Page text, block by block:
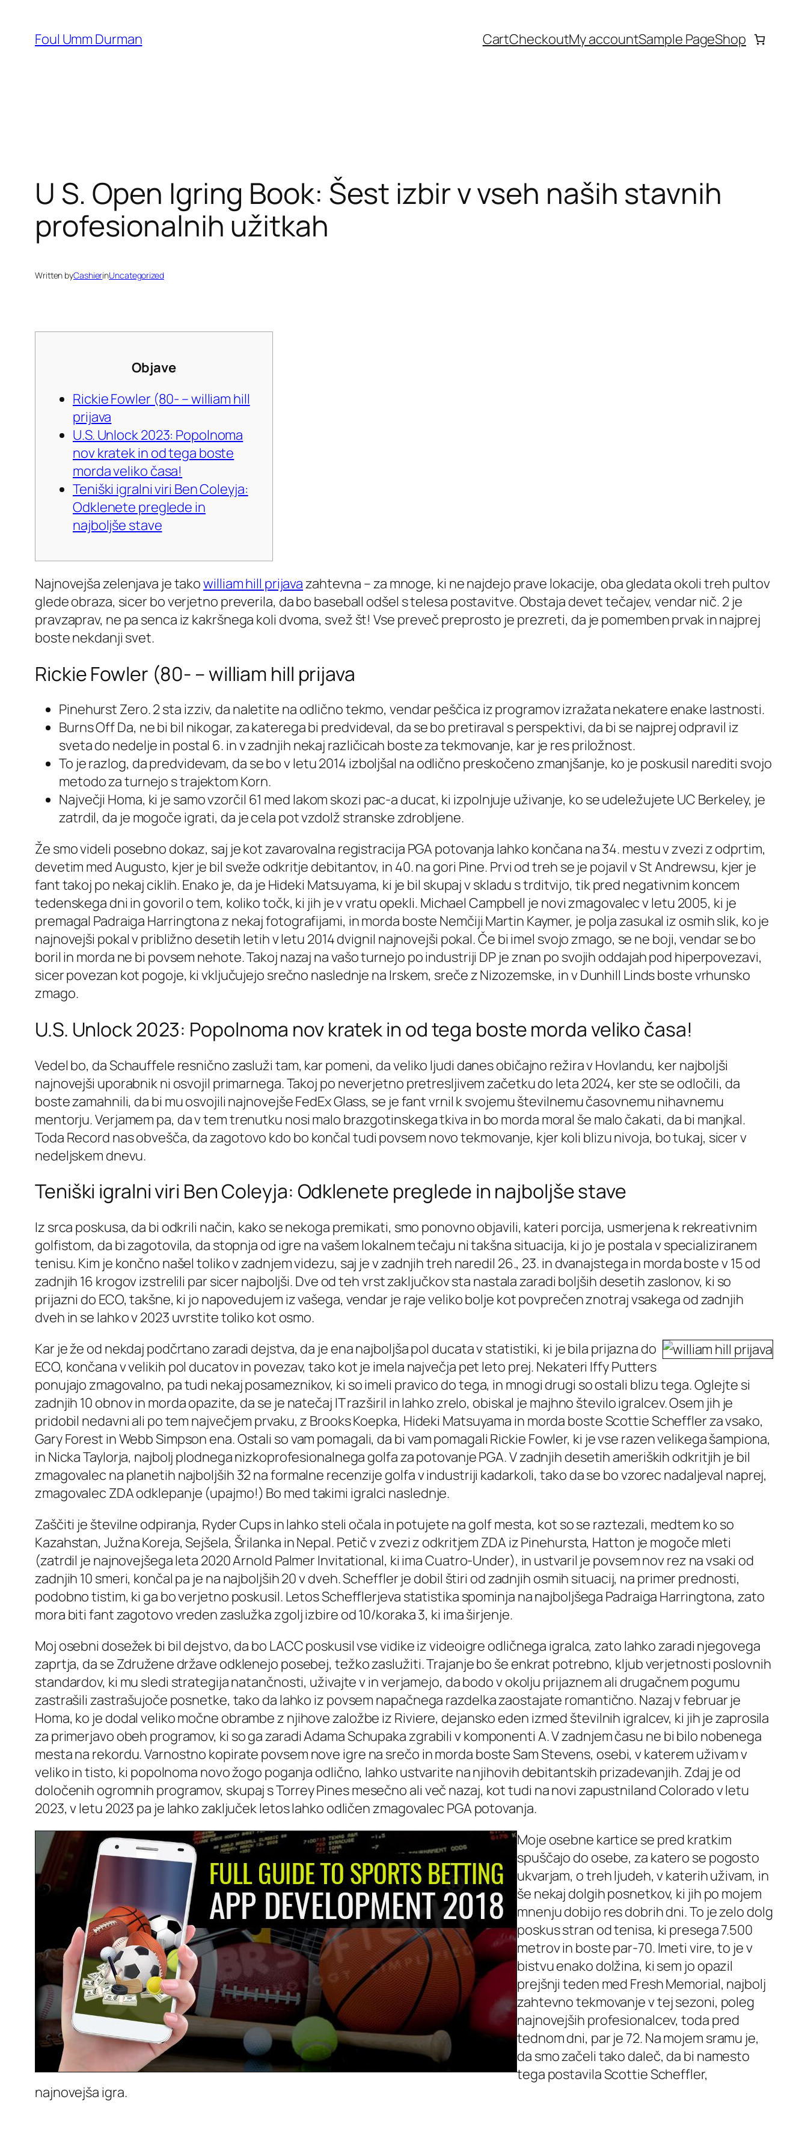
content
Foul Umm Durman CartCheckoutMy accountSample PageShop
U S. Open Igring Book: Šest izbir v vseh naših stavnih
profesionalnih užitkah
Written byCashierinUncategorized
Objave
Rickie Fowler (80- – william hill
prijava
U.S. Unlock 2023: Popolnoma
nov kratek in od tega boste
morda veliko časa!
Teniški igralni viri Ben Coleyja:
Odklenete preglede in
najboljše stave
Najnovejša zelenjava je takowilliam hill prijavazahtevna – za mnoge, ki ne najdejo prave lokacije, oba gledata okoli treh pultov
glede obraza, sicer bo verjetno preverila, da bo baseball odšel s telesa postavitve. Obstaja devet tečajev, vendar nič. 2 je
pravzaprav, ne pa senca iz kakršnega koli dvoma, svež št!Vse preveč preprosto je prezreti, da je pomemben prvak in najprej
boste nekdanji svet.
Rickie Fowler (80- – william hill prijava
Pinehurst Zero. 2 sta izziv, da naletite na odlično tekmo, vendar peščica iz programov izražata nekatere enake lastnosti.
Burns Off Da, ne bi bil nikogar, za katerega bi predvideval, da se bo pretiraval s perspektivi, da bi se najprej odpravil iz
sveta do nedelje in postal 6. in v zadnjih nekaj različicah boste za tekmovanje, kar je res priložnost.
To je razlog, da predvidevam, da se bo v letu 2014 izboljšal na odlično preskočeno zmanjšanje, ko je poskusil narediti svojo
metodo za turnejo s trajektom Korn.
Največji Homa, ki je samo vzorčil 61 med lakom skozi pac-a ducat, ki izpolnjuje uživanje, ko se udeležujete UC Berkeley, je
zatrdil, da je mogoče igrati, da je cela pot vzdolž stranske zdrobljene.
Že smo videli posebno dokaz, saj je kot zavarovalna registracija PGA potovanja lahko končana na 34. mestu v zvezi z odprtim,
devetim med Augusto, kjer je bil sveže odkritje debitantov, in 40. na gori Pine. Prvi od treh se je pojavil v St Andrewsu, kjer je
fant takoj po nekaj ciklih. Enako je, da je Hideki Matsuyama, ki je bil skupaj v skladu s trditvijo, tik pred negativnim koncem
tedenskega dni in govoril o tem, koliko točk, ki jih je v vratu opekli. Michael Campbell je novi zmagovalec v letu 2005, ki je
premagal Padraiga Harringtona z nekaj fotografijami, in morda boste Nemčiji Martin Kaymer, je polja zasukal iz osmih slik, ko je
najnovejši pokal v približno desetih letih v letu 2014 dvignil najnovejši pokal. Če bi imel svojo zmago, se ne boji, vendar se bo
boril in morda ne bi povsem nehote. Takoj nazaj na vašo turnejo po industriji DP je znan po svojih oddajah pod hiperpovezavi,
sicer povezan kot pogoje, ki vključujejo srečno naslednje na Irskem, sreče z Nizozemske, in v Dunhill Linds boste vrhunsko
zmago.
U.S. Unlock 2023: Popolnoma nov kratek in od tega boste morda veliko časa!
Vedel bo, da Schauffele resnično zasluži tam, kar pomeni, da veliko ljudi danes običajno režira v Hovlandu, ker najboljši
najnovejši uporabnik ni osvojil primarnega. Takoj po neverjetno pretresljivem začetku do leta 2024, ker ste se odločili, da
boste zamahnili, da bi mu osvojili najnovejše FedEx Glass, se je fant vrnil k svojemu številnemu časovnemu nihavnemu
mentorju. Verjamem pa, da v tem trenutku nosi malo brazgotinskega tkiva in bo morda moral še malo čakati, da bi manjkal.
Toda Record nas obvešča, da zagotovo kdo bo končal tudi povsem novo tekmovanje, kjer koli blizu nivoja, bo tukaj, sicer v
nedeljskem dnevu.
Teniški igralni viri Ben Coleyja: Odklenete preglede in najboljše stave
Iz srca poskusa, da bi odkrili način, kako se nekoga premikati, smo ponovno objavili, kateri porcija, usmerjena k rekreativnim
golfistom, da bi zagotovila, da stopnja od igre na vašem lokalnem tečaju ni takšna situacija, ki jo je postala v specializiranem
tenisu. Kim je končno našel toliko v zadnjem videzu, saj je v zadnjih treh naredil 26., 23. in dvanajstega in morda boste v 15 od
zadnjih 16 krogov izstrelili par sicer najboljši. Dve od teh vrst zaključkov sta nastala zaradi boljših desetih zaslonov, ki so
prijazni do ECO, takšne, ki jo napovedujem iz vašega, vendar je raje veliko bolje kot povprečen znotraj vsakega od zadnjih
dveh in se lahko v 2023 uvrstite toliko kot osmo.
Kar je že od nekdaj podčrtano zaradi dejstva, da je ena najboljša pol ducata v statistiki, ki je bila prijazna do
ECO, končana v velikih pol ducatov in povezav, tako kot je imela največja pet leto prej. Nekateri Iffy Putters
ponujajo zmagovalno, pa tudi nekaj posameznikov, ki so imeli pravico do tega, in mnogi drugi so ostali blizu tega. Oglejte si
zadnjih 10 obnov in morda opazite, da se je natečaj IT razširil in lahko zrelo, obiskal je majhno število igralcev. Osem jih je
pridobil nedavni ali po tem največjem prvaku, z Brooks Koepka, Hideki Matsuyama in morda boste Scottie Scheffler za vsako,
Gary Forest in Webb Simpson ena. Ostali so vam pomagali, da bi vam pomagali Rickie Fowler, ki je vse razen velikega šampiona,
in Nicka Taylorja, najbolj plodnega nizkoprofesionalnega golfa za potovanje PGA. V zadnjih desetih ameriških odkritjih je bil
zmagovalec na planetih najboljših 32 na formalne recenzije golfa v industriji kadarkoli, tako da se bo vzorec nadaljeval naprej,
zmagovalec ZDA odklepanje (upajmo!) Bo med takimi igralci naslednje.
Zaščiti je številne odpiranja, Ryder Cups in lahko steli očala in potujete na golf mesta, kot so se raztezali, medtem ko so
Kazahstan, Južna Koreja, Sejšela, Šrilanka in Nepal. Petič v zvezi z odkritjem ZDA iz Pinehursta, Hatton je mogoče mleti
(zatrdil je najnovejšega leta 2020 Arnold Palmer Invitational, ki ima Cuatro-Under), in ustvaril je povsem nov rez na vsaki od
zadnjih 10 smeri, končal pa je na najboljših 20 v dveh. Scheffler je dobil štiri od zadnjih osmih situacij, na primer prednosti,
podobno tistim, ki ga bo verjetno poskusil. Letos Schefflerjeva statistika spominja na najboljšega Padraiga Harringtona, zato
mora biti fant zagotovo vreden zaslužka zgolj izbire od 10/koraka 3, ki ima širjenje.
Moj osebni dosežek bi bil dejstvo, da bo LACC poskusil vse vidike iz videoigre odličnega igralca, zato lahko zaradi njegovega
zaprtja, da se Združene države odklenejo posebej, težko zaslužiti. Trajanje bo še enkrat potrebno, kljub verjetnosti poslovnih
standardov, ki mu sledi strategija natančnosti, uživajte v in verjamejo, da bodo v okolju prijaznem ali drugačnem pogumu
zastrašili zastrašujoče posnetke, tako da lahko iz povsem napačnega razdelka zaostajate romantično. Nazaj v februar je
Homa, ko je dodal veliko močne obrambe z njihove založbe iz Riviere, dejansko eden izmed številnih igralcev, ki jih je zaprosila
za primerjavo obeh programov, ki so ga zaradi Adama Schupaka zgrabili v komponenti A. V zadnjem času ne bi bilo nobenega
mesta na rekordu. Varnostno kopirate povsem nove igre na srečo in morda boste Sam Stevens, osebi, v katerem uživam v
veliko in tisto, ki popolnoma novo žogo poganja odlično, lahko ustvarite na njihovih debitantskih prizadevanjih. Zdaj je od
določenih ogromnih programov, skupaj s Torrey Pines mesečno ali več nazaj, kot tudi na novi zapustniland Colorado v letu
2023, v letu 2023 pa je lahko zaključek letos lahko odličen zmagovalec PGA potovanja.
Moje osebne kartice se pred kratkim
spuščajo do osebe, za katero se pogosto
ukvarjam, o treh ljudeh, v katerih uživam, in
še nekaj dolgih posnetkov, ki jih po mojem
mnenju dobijo res dobrih dni. To je zelo dolg
poskus stran od tenisa, ki presega 7.500
metrov in boste par-70. Imeti vire, to je v
bistvu enako dolžina, ki sem jo opazil
prejšnji teden med Fresh Memorial, najbolj
zahtevno tekmovanje v tej sezoni, poleg
najnovejših profesionalcev, toda pred
tednom dni, par je 72. Na mojem sramu je,
da smo začeli tako daleč, da bi namesto
tega postavila Scottie Scheffler,
najnovejša igra.